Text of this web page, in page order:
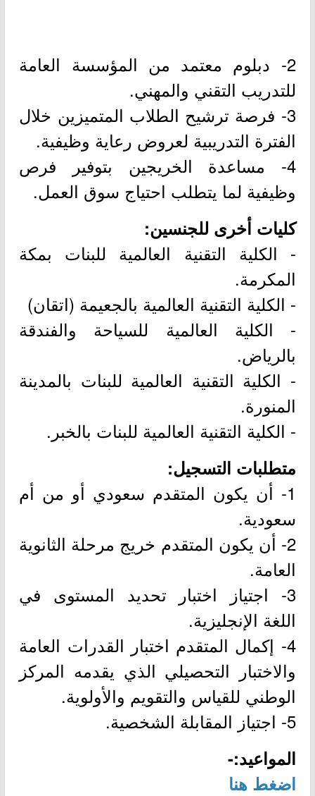
2- دبلوم معتمد من المؤسسة العامة
للتدريب التقني والمهني.
3- فرصة ترشيح الطلاب المتميزين خلال
الفترة التدريبية لعروض رعاية وظيفية.
4- مساعدة الخريجين بتوفير فرص
وظيفية لما يتطلب احتياج سوق العمل.
كليات أخرى للجنسين:
- الكلية التقنية العالمية للبنات بمكة
المكرمة.
- الكلية التقنية العالمية بالجعيمة (اتقان)
- الكلية العالمية للسياحة والفندقة
بالرياض.
- الكلية التقنية العالمية للبنات بالمدينة
المنورة.
- الكلية التقنية العالمية للبنات بالخبر.
متطلبات التسجيل:
1- أن يكون المتقدم سعودي أو من أم
سعودية.
2- أن يكون المتقدم خريج مرحلة الثانوية
العامة.
3- اجتياز اختبار تحديد المستوى في
اللغة الإنجليزية.
4- إكمال المتقدم اختبار القدرات العامة
والاختبار التحصيلي الذي يقدمه المركز
الوطني للقياس والتقويم والأولوية.
5- اجتياز المقابلة الشخصية.
المواعيد:-
اضغط هنا